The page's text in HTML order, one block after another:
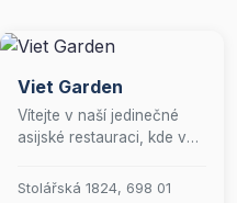
Viet Garden
Vítejte v naší jedinečné
asijské restauraci, kde vás
kulinářský zážitek! Přijďte
Stolářská 1824, 698 01